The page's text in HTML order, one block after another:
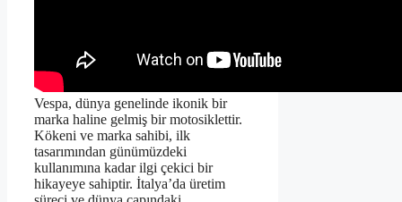
Vespa, dünya genelinde ikonik bir
marka haline gelmiş bir motosiklettir.
Kökeni ve marka sahibi, ilk
tasarımından günümüzdeki
kullanımına kadar ilgi çekici bir
hikayeye sahiptir. İtalya’da üretim